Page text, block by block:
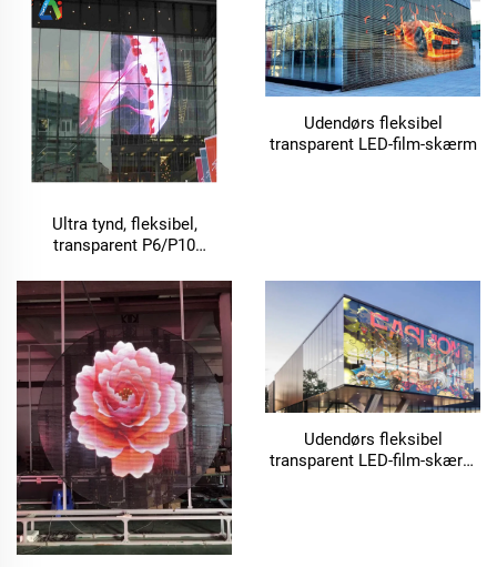
Ultra tynd, fleksibel,
transparent P6/P10
displaypanel
Udendørs fleksibel
transparent LED-film-skærm
Udendørs fleksibel
transparent LED-film-skærm